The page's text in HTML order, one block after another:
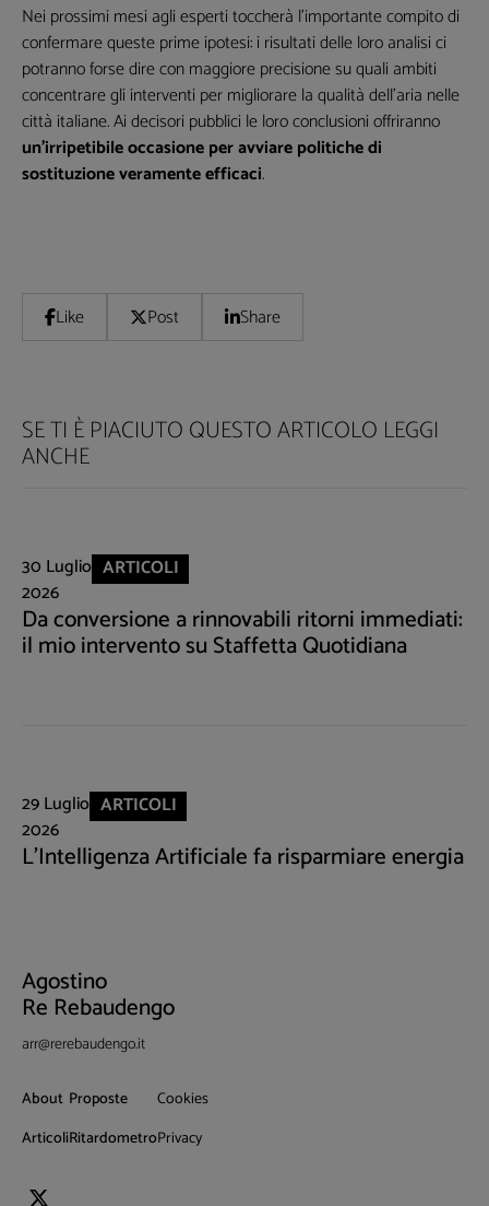
Nei prossimi mesi agli esperti toccherà l’importante compito di
confermare queste prime ipotesi: i risultati delle loro analisi ci
potranno forse dire con maggiore precisione su quali ambiti
concentrare gli interventi per migliorare la qualità dell’aria nelle
città italiane. Ai decisori pubblici le loro conclusioni offriranno
un’irripetibile occasione per avviare politiche di
sostituzione veramente efficaci.
Like Post Share
SE TI È PIACIUTO QUESTO ARTICOLO LEGGI
ANCHE
30 Luglio
2026
ARTICOLI
Da conversione a rinnovabili ritorni immediati:
il mio intervento su Staffetta Quotidiana
29 Luglio
2026
ARTICOLI
L'Intelligenza Artificiale fa risparmiare energia
Agostino
Re Rebaudengo
arr@rerebaudengo.it
About
Articoli
Proposte
Ritardometro
Cookies
Privacy